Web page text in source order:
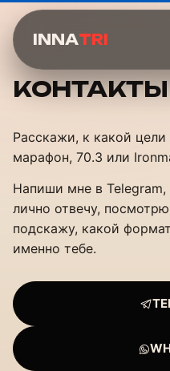
INNATRI
КОНТАКТЫ
Расскажи, к какой
марафон, 70.3 или
Напиши мне в Telegram,
лично отвечу,
подскажу, какой
именно тебе.